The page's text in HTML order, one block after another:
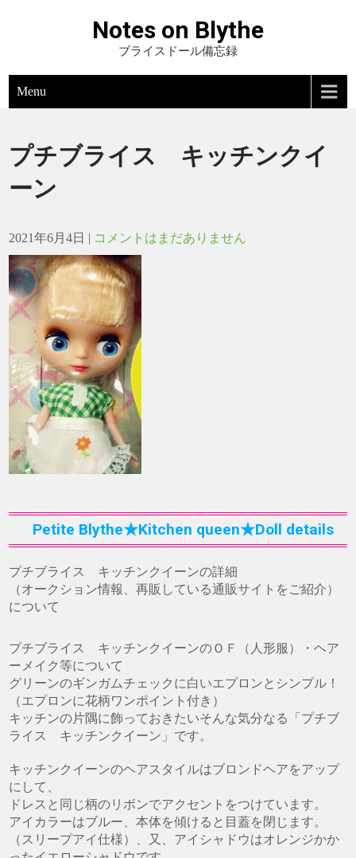
Notes on Blythe
ブライスドール備忘録
Menu
プチブライス キッチンクイ
ーン
2021年6月4日 | コメントはまだありません
Petite Blythe★Kitchen queen★Doll details
プチブライス キッチンクイーンの詳細
（オークション情報、再販している通販サイトをご紹介）
について
プチブライス キッチンクイーンのＯＦ（人形服）・ヘア
ーメイク等について
グリーンのギンガムチェックに白いエプロンとシンプル！
（エプロンに花柄ワンポイント付き）
キッチンの片隅に飾っておきたいそんな気分なる「プチブ
ライス キッチンクイーン」です。
キッチンクイーンのヘアスタイルはブロンドヘアをアップ
にして、
ドレスと同じ柄のリボンでアクセントをつけています。
アイカラーはブルー、本体を傾けると目蓋を閉じます。
（スリープアイ仕様）、又、アイシャドウはオレンジかか